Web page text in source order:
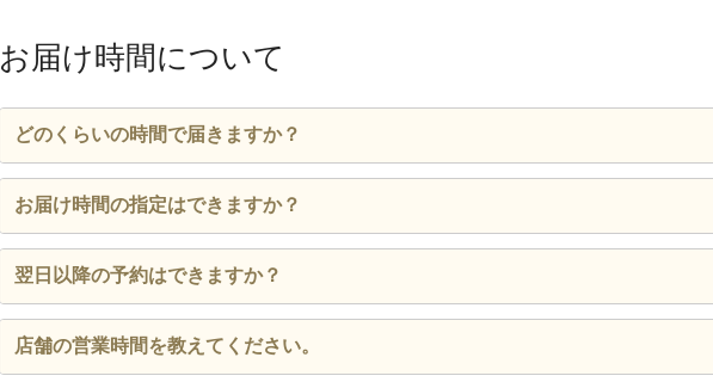
お届け時間について
どのくらいの時間で届きますか？
お届けまでの所要時間は混雑状況等の事情により異なります。
店舗を選択すると最短のお届け時間が表示されますのでご確認ください。
お届け時間の指定はできますか？
ご注文時「お届け日時を指定する」ページでご指定出来ます。通常期間では配
刻みで承っております。
翌日以降の予約はできますか？
ご注文時「お届け日時を指定する」ページでご指定できます。通常期間ではご注
までのご予約を承っております。
店舗の営業時間を教えてください。